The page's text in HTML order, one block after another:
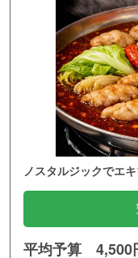
ノスタルジックでエ
平均予算 4,500